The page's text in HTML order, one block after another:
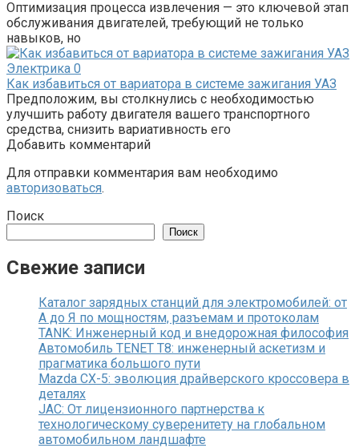
Оптимизация процесса извлечения — это ключевой этап
обслуживания двигателей, требующий не только
навыков, но
Электрика 0
Как избавиться от вариатора в системе зажигания УАЗ
Предположим, вы столкнулись с необходимостью
улучшить работу двигателя вашего транспортного
средства, снизить вариативность его
Добавить комментарий
Для отправки комментария вам необходимо
авторизоваться.
Поиск
Поиск
Свежие записи
Каталог зарядных станций для электромобилей: от
А до Я по мощностям, разъемам и протоколам
TANK: Инженерный код и внедорожная философия
Автомобиль TENET T8: инженерный аскетизм и
прагматика большого пути
Mazda CX-5: эволюция драйверского кроссовера в
деталях
JAC: От лицензионного партнерства к
технологическому суверенитету на глобальном
автомобильном ландшафте